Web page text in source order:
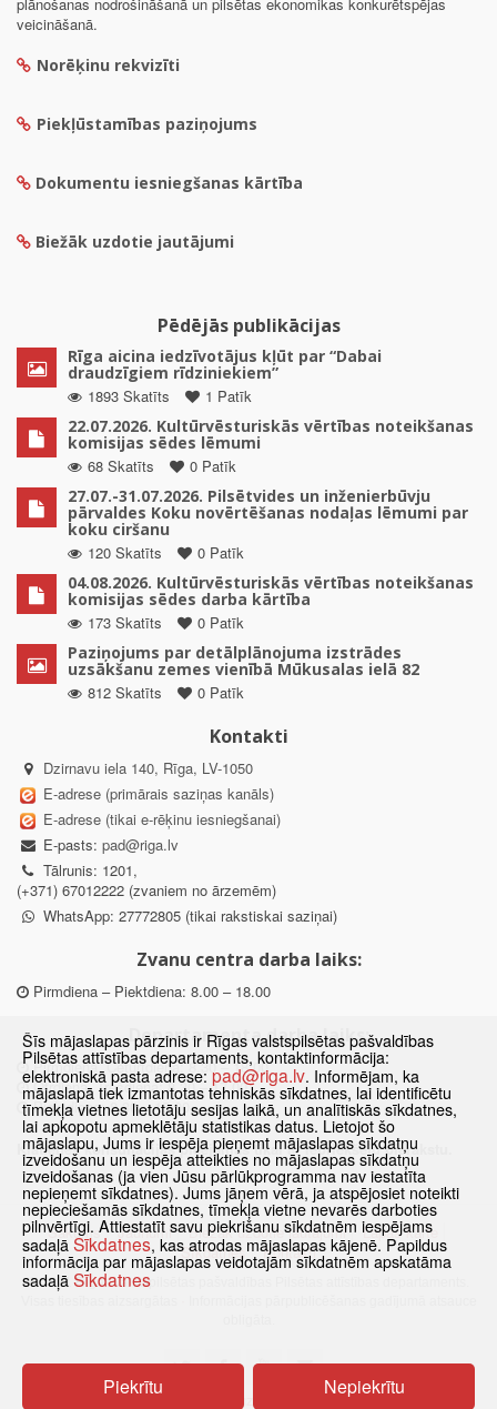
veicināšanā.
Norēķinu rekvizīti
Piekļūstamības paziņojums
Dokumentu iesniegšanas kārtība
Biežāk uzdotie jautājumi
Pēdējās publikācijas
Rīga aicina iedzīvotājus kļūt par “Dabai
draudzīgiem rīdziniekiem”
1893 Skatīts
1 Patīk
22.07.2026. Kultūrvēsturiskās vērtības noteikšanas
komisijas sēdes lēmumi
68 Skatīts
0 Patīk
27.07.-31.07.2026. Pilsētvides un inženierbūvju
pārvaldes Koku novērtēšanas nodaļas lēmumi par
koku ciršanu
120 Skatīts
0 Patīk
04.08.2026. Kultūrvēsturiskās vērtības noteikšanas
komisijas sēdes darba kārtība
173 Skatīts
0 Patīk
Paziņojums par detālplānojuma izstrādes
uzsākšanu zemes vienībā Mūkusalas ielā 82
812 Skatīts
0 Patīk
Kontakti
Dzirnavu iela 140, Rīga, LV-1050
E-adrese (primārais saziņas kanāls)
E-adrese (tikai e-rēķinu iesniegšanai)
E-pasts: pad@riga.lv
Tālrunis: 1201,
(+371) 67012222 (zvaniem no ārzemēm)
WhatsApp: 27772805 (tikai rakstiskai saziņai)
Zvanu centra darba laiks:
Pirmdiena – Piektdiena: 8.00 – 18.00
Departamenta darba laiks:
Pirmdiena, Ceturtdiena: 8.30 – 18.00
Otrdiena, Trešdiena: 8.30 – 17.00
Piektdiena: 8.30 – 15.00
Klātienes konsultācijas pieejamas tikai ar iepriekšēju pierakstu.
Sākums Jaunumi Biežāk uzdotie jautājumi
Lapas karte
Sīkdatnes
Kontakti
© 2021 Rīgas valstspilsētas pašvaldības Pilsētas attīstības departaments.
Pārslēgties uz www versiju
Šīs mājaslapas pārzinis ir Rīgas valstspilsētas pašvaldības
Pilsētas attīstības departaments, kontaktinformācija:
elektroniskā pasta adrese: pad@riga.lv. Informējam, ka
mājaslapā tiek izmantotas tehniskās sīkdatnes, lai identificētu
tīmekļa vietnes lietotāju sesijas laikā, un analītiskās sīkdatnes,
lai apkopotu apmeklētāju statistikas datus. Lietojot šo
mājaslapu, Jums ir iespēja pieņemt mājaslapas sīkdatņu
izveidošanu un iespēja atteikties no mājaslapas sīkdatņu
izveidošanas (ja vien Jūsu pārlūkprogramma nav iestatīta
nepieņemt sīkdatnes). Jums jāņem vērā, ja atspējosiet noteikti
nepieciešamās sīkdatnes, tīmekļa vietne nevarēs darboties
pilnvērtīgi. Attiestatīt savu piekrišanu sīkdatnēm iespējams
sadaļā Sīkdatnes, kas atrodas mājaslapas kājenē. Papildus
informācija par mājaslapas veidotajām sīkdatnēm apskatāma
sadaļā Sīkdatnes
Piekrītu Nepiekrītu